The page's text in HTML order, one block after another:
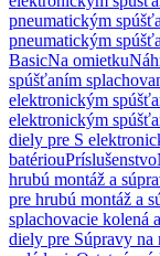
pneumatickým
pneumatickým
BasicNa omietku
spúšťaním
elektronickým
elektronickým
diely pre S
batériouPríslušenstvo
hrubú montáž a
pre hrubú montáž a
splachovacie kolená
diely pre Súpravy na